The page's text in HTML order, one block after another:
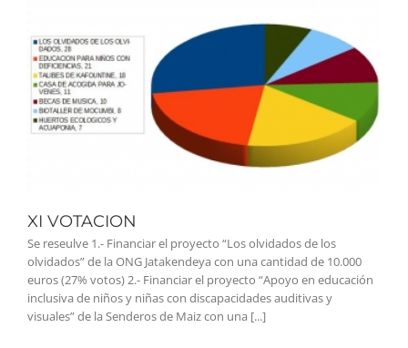
XI VOTACION
Se reseulve 1.- Financiar el proyecto “Los olvidados de los
olvidados” de la ONG Jatakendeya con una cantidad de 10.000
euros (27% votos) 2.- Financiar el proyecto “Apoyo en educación
inclusiva de niños y niñas con discapacidades auditivas y
visuales” de la Senderos de Maiz con una [...]